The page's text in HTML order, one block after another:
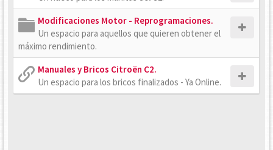
Modificaciones Motor - Reprogramaciones.
Un espacio para aquellos que quieren obtener el
máximo rendimiento.
Manuales y Bricos Citroën C2.
Un espacio para los bricos finalizados - Ya Online.